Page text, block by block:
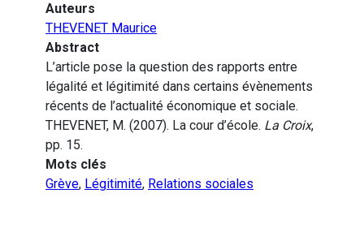
Auteurs
THEVENET Maurice
Abstract
L’article pose la question des rapports entre
légalité et légitimité dans certains évènements
récents de l’actualité économique et sociale.
THEVENET, M. (2007). La cour d’école. La Croix,
pp. 15.
Mots clés
Grève, Légitimité, Relations sociales